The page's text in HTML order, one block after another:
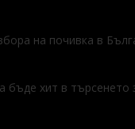
на почивка в
бъде хит в търсенето